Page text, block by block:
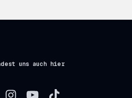
uns auch hier